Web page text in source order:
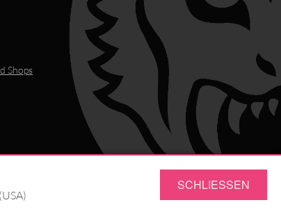
Shops
SCHLIESSEN